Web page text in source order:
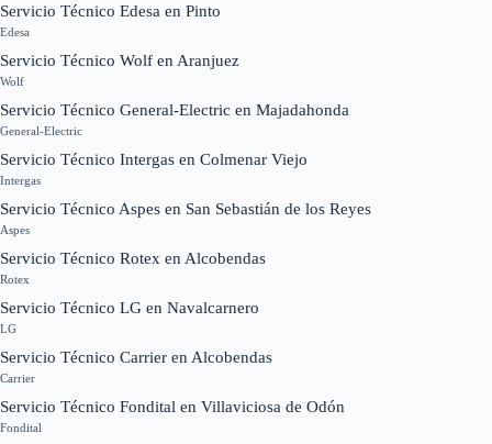
Servicio Técnico Edesa en Pinto
Edesa
Servicio Técnico Wolf en Aranjuez
Wolf
Servicio Técnico General-Electric en Majadahonda
General-Electric
Servicio Técnico Intergas en Colmenar Viejo
Intergas
Servicio Técnico Aspes en San Sebastián de los Reyes
Aspes
Servicio Técnico Rotex en Alcobendas
Rotex
Servicio Técnico LG en Navalcarnero
LG
Servicio Técnico Carrier en Alcobendas
Carrier
Servicio Técnico Fondital en Villaviciosa de Odón
Fondital